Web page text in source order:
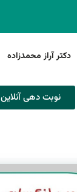
دکتر آراز محمدزاده
نوبت دهی آنلاین